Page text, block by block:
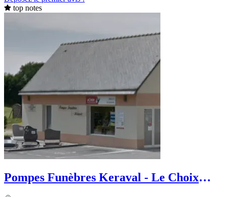
top notes
Pompes Funèbres Keraval - Le Choix